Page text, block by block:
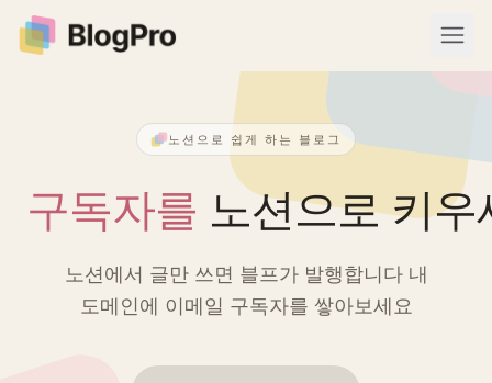
노션으로 쉽게 하는 블로그
구독자를 노션으로 키우
노션에서 글만 쓰면 블프가 발행합니다 내
도메인에 이메일 구독자를 쌓아보세요